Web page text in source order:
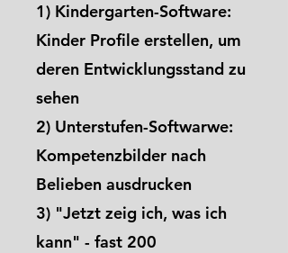
1) Kindergarten-Software:
Kinder Profile erstellen, um
deren Entwicklungsstand zu
sehen
2) Unterstufen-Softwarwe:
Kompetenzbilder nach
Belieben ausdrucken
3) "Jetzt zeig ich, was ich
kann" - fast 200